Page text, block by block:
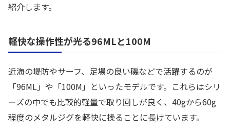
紹介します。
軽快な操作性が光る96MLと100M
近海の堤防やサーフ、足場の良い磯などで活躍するのが
「96ML」や「100M」といったモデルです。これらはシリ
ーズの中でも比較的軽量で取り回しが良く、40gから60g
程度のメタルジグを軽快に操ることに長けています。